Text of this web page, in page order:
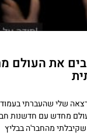
את העולם
שלי שהעברתי
מחדש עם חדשנות
מהחבר'ה בבליץ